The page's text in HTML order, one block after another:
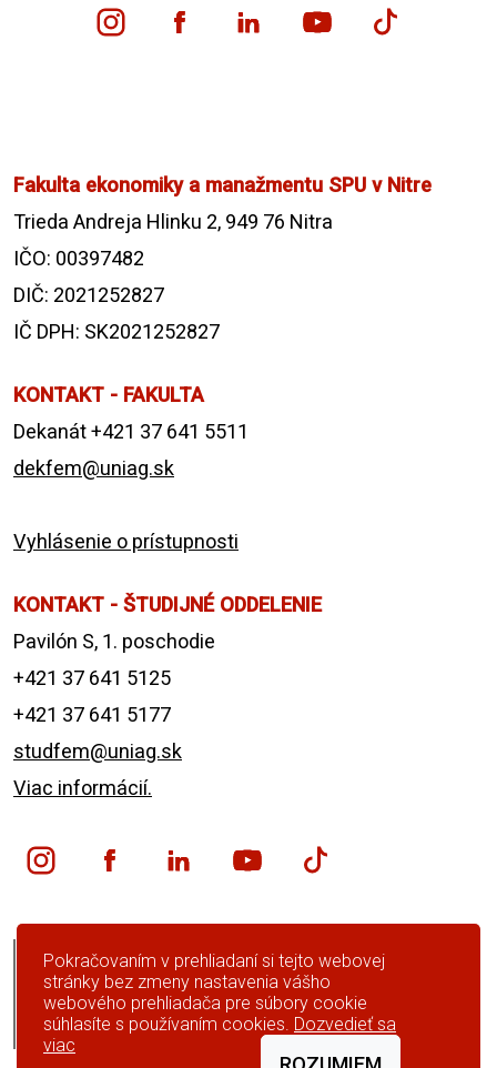
Pokračovaním v prehliadaní si tejto webovej
stránky bez zmeny nastavenia vášho
webového prehliadača pre súbory cookie
súhlasíte s používaním cookies. Dozvedieť sa
viac
Fakulta ekonomiky a manažmentu SPU v Nitre
Trieda Andreja Hlinku 2, 949 76 Nitra
IČO: 00397482
DIČ: 2021252827
IČ DPH: SK2021252827
KONTAKT - FAKULTA
Dekanát +421 37 641 5511
dekfem@uniag.sk
Vyhlásenie o prístupnosti
KONTAKT - ŠTUDIJNÉ ODDELENIE
Pavilón S, 1. poschodie
+421 37 641 5125
+421 37 641 5177
studfem@uniag.sk
Viac informácií.
English version
Preskočiť navigáciu
Čiernobiela verzia